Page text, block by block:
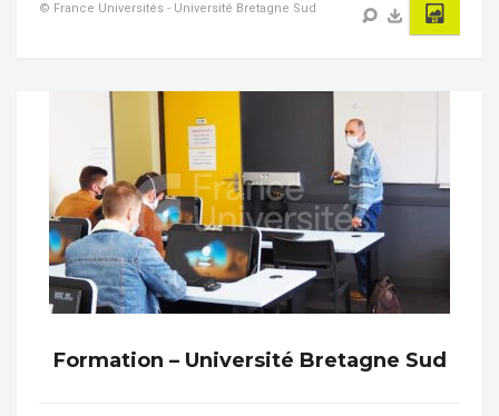
© France Universités - Université Bretagne Sud
Formation – Université Bretagne Sud